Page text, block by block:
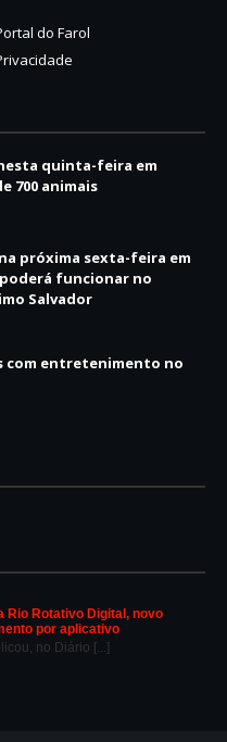
do Farol
quinta-feira em
700 animais
próxima sexta-feira em
poderá funcionar no
Salvador
com entretenimento no
Rio Rotativo Digital, novo
por aplicativo
no Diário [...]